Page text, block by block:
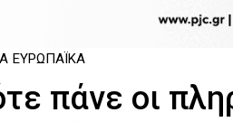
ΕΥΡΩΠΑΪΚΆ
πάνε οι